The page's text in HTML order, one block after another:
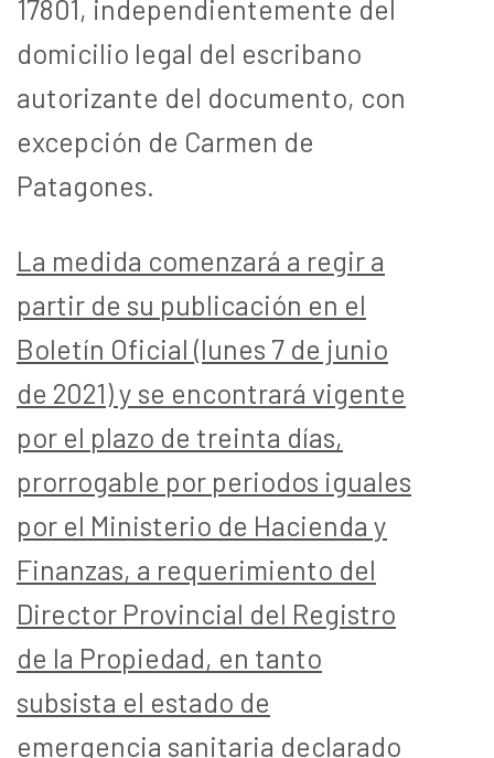
17801, independientemente del
domicilio legal del escribano
autorizante del documento, con
excepción de Carmen de
Patagones.
La medida comenzará a regir a
partir de su publicación en el
Boletín Oficial (lunes 7 de junio
de 2021) y se encontrará vigente
por el plazo de treinta días,
prorrogable por periodos iguales
por el Ministerio de Hacienda y
Finanzas, a requerimiento del
Director Provincial del Registro
de la Propiedad, en tanto
subsista el estado de
emergencia sanitaria declarado